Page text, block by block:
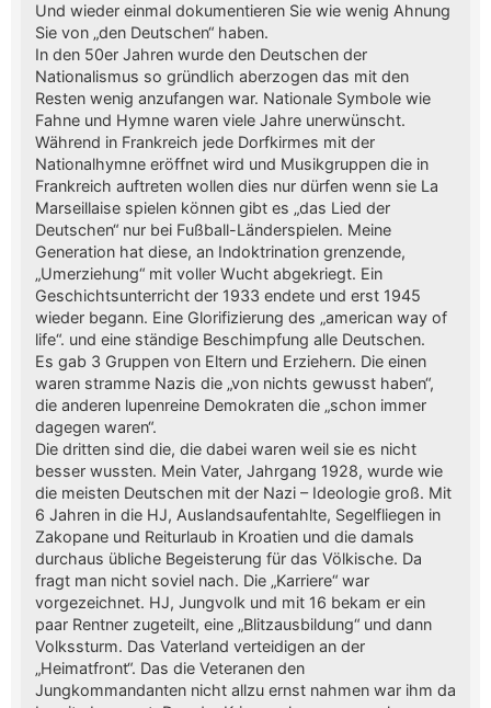
Und wieder einmal dokumentieren Sie wie wenig Ahnung
Sie von „den Deutschen“ haben.
In den 50er Jahren wurde den Deutschen der
Nationalismus so gründlich aberzogen das mit den
Resten wenig anzufangen war. Nationale Symbole wie
Fahne und Hymne waren viele Jahre unerwünscht.
Während in Frankreich jede Dorfkirmes mit der
Nationalhymne eröffnet wird und Musikgruppen die in
Frankreich auftreten wollen dies nur dürfen wenn sie La
Marseillaise spielen können gibt es „das Lied der
Deutschen“ nur bei Fußball-Länderspielen. Meine
Generation hat diese, an Indoktrination grenzende,
„Umerziehung“ mit voller Wucht abgekriegt. Ein
Geschichtsunterricht der 1933 endete und erst 1945
wieder begann. Eine Glorifizierung des „american way of
life“. und eine ständige Beschimpfung alle Deutschen.
Es gab 3 Gruppen von Eltern und Erziehern. Die einen
waren stramme Nazis die „von nichts gewusst haben“,
die anderen lupenreine Demokraten die „schon immer
dagegen waren“.
Die dritten sind die, die dabei waren weil sie es nicht
besser wussten. Mein Vater, Jahrgang 1928, wurde wie
die meisten Deutschen mit der Nazi – Ideologie groß. Mit
6 Jahren in die HJ, Auslandsaufentahlte, Segelfliegen in
Zakopane und Reiturlaub in Kroatien und die damals
durchaus übliche Begeisterung für das Völkische. Da
fragt man nicht soviel nach. Die „Karriere“ war
vorgezeichnet. HJ, Jungvolk und mit 16 bekam er ein
paar Rentner zugeteilt, eine „Blitzausbildung“ und dann
Volkssturm. Das Vaterland verteidigen an der
„Heimatfront“. Das die Veteranen den
Jungkommandanten nicht allzu ernst nahmen war ihm da